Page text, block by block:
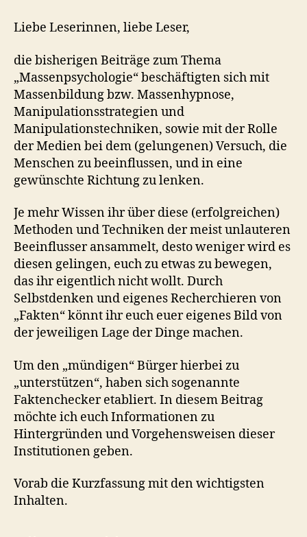
Liebe Leserinnen, liebe Leser,
die bisherigen Beiträge zum Thema
„Massenpsychologie“ beschäftigten sich mit
Massenbildung bzw. Massenhypnose,
Manipulationsstrategien und
Manipulationstechniken, sowie mit der Rolle
der Medien bei dem (gelungenen) Versuch, die
Menschen zu beeinflussen, und in eine
gewünschte Richtung zu lenken.
Je mehr Wissen ihr über diese (erfolgreichen)
Methoden und Techniken der meist unlauteren
Beeinflusser ansammelt, desto weniger wird es
diesen gelingen, euch zu etwas zu bewegen,
das ihr eigentlich nicht wollt. Durch
Selbstdenken und eigenes Recherchieren von
„Fakten“ könnt ihr euch euer eigenes Bild von
der jeweiligen Lage der Dinge machen.
Um den „mündigen“ Bürger hierbei zu
„unterstützen“, haben sich sogenannte
Faktenchecker etabliert. In diesem Beitrag
möchte ich euch Informationen zu
Hintergründen und Vorgehensweisen dieser
Institutionen geben.
Vorab die Kurzfassung mit den wichtigsten
Inhalten.